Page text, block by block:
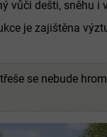
vůči dešti, sněhu i
je zajištěna
se nebude